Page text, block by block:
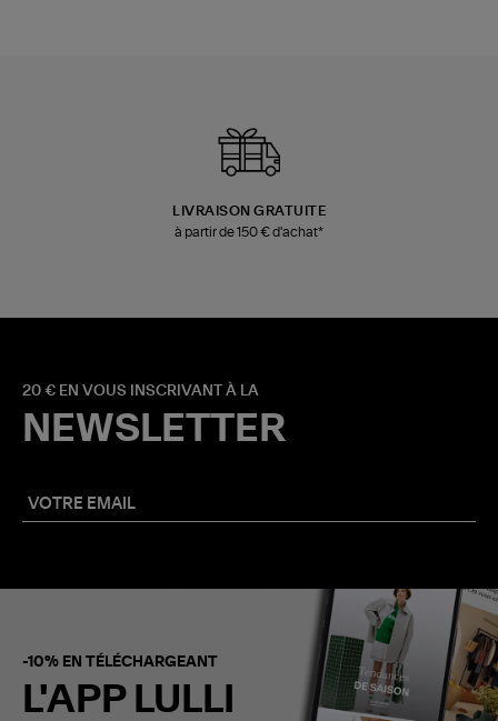
LIVRAISON GRATUITE
à partir de 150 € d'achat*
20 € EN VOUS INSCRIVANT À LA
NEWSLETTER
-10% EN TÉLÉCHARGEANT
L'APP LULLI